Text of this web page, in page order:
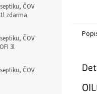
ČOV
zdarma
ČOV
3l
ČOV